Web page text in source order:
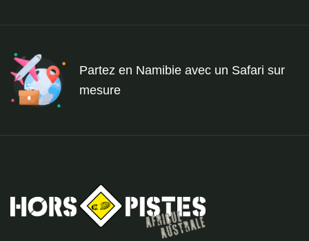
Partez en Namibie avec un Safari sur
mesure